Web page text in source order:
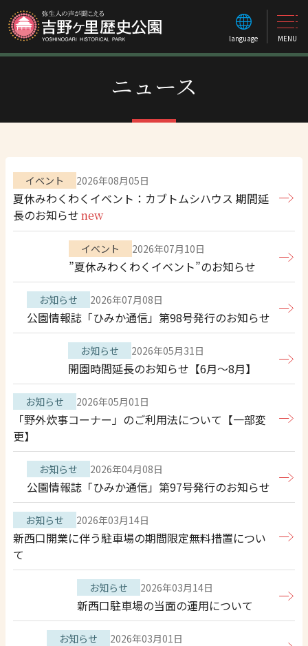
language MENU
ニュース
イベント 2026年08月05日
夏休みわくわくイベント：カブトムシハウス 期間延
長のお知らせnew
イベント 2026年07月10日
”夏休みわくわくイベント”のお知らせ
お知らせ 2026年07月08日
公園情報誌「ひみか通信」第98号発行のお知らせ
お知らせ 2026年05月31日
開園時間延長のお知らせ【6月～8月】
お知らせ 2026年05月01日
「野外炊事コーナー」のご利用法について【一部変
更】
お知らせ 2026年04月08日
公園情報誌「ひみか通信」第97号発行のお知らせ
お知らせ 2026年03月14日
新西口開業に伴う駐車場の期間限定無料措置につい
て
お知らせ 2026年03月14日
新西口駐車場の当面の運用について
お知らせ 2026年03月01日